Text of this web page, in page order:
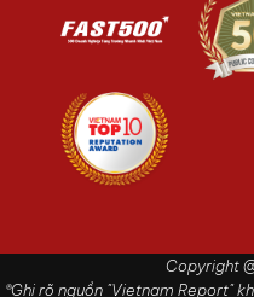
Copyright
®Ghi rõ nguồn "Vietnam Report"